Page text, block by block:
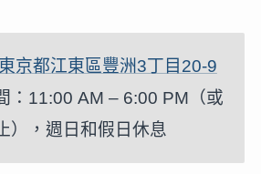
東京都江東區豐洲3丁目20-9
：11:00 AM – 6:00 PM（或
），週日和假日休息